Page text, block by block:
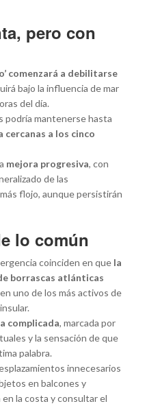
pero con
comenzará a debilitarse
bajo la influencia de mar
del día.
podría mantenerse hasta
cercanas a los cinco
mejora progresiva, con
de las
flojo, aunque persistirán
lo común
coinciden en que la
borrascas atlánticas
uno de los más activos de
complicada, marcada por
y la sensación de que
palabra.
innecesarios
en balcones y
la costa y consultar el